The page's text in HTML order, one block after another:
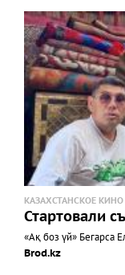
КАЗАХСТАНСКОЕ КИНО
Стартовали
«Ақ боз үй» Бегарса
Brod.kz